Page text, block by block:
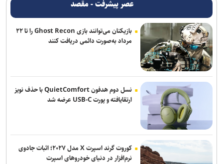
ترامپ درخواست زلنسکی برای موشک‌های پاتریوت را رد کرد: آمریکا به این
تسلیحات نیاز دارد
العامری خواستار تعویق واکنش گروه‌های مقاومت عراق به حملات
عربستان شد
بلومبرگ: واردات نفت خام آمریکا از عربستان برای نخستین‌بار در ۴۰ سال
گذشته به صفر رسید
شدن ۵۸ نیروی وابسته به دولت مستعفی خبر داد
عصر پیشرفت - مقصد
بازیکنان می‌توانند بازی Ghost Recon را تا ۲۲
مرداد به‌صورت دائمی دریافت کنند
نسل دوم هدفون QuietComfort با حذف نویز
ارتقایافته و پورت USB-C عرضه شد
کوروت گرند اسپرت X مدل ۲۰۲۷؛ اثبات جادوی
نرم‌افزار در دنیای خودروهای اسپرت